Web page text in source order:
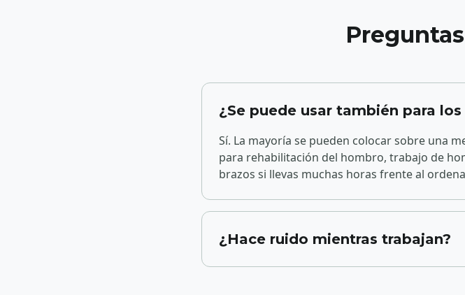
¿Se puede usar también para los
Sí. La mayoría se pueden colocar sobre una
para rehabilitación del hombro, trabajo de
brazos si llevas muchas horas frente al
¿Hace ruido mientras trabajan?